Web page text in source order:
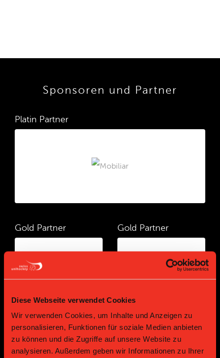
Diese Webseite verwendet Cookies
Wir verwenden Cookies, um Inhalte und Anzeigen zu
personalisieren, Funktionen für soziale Medien anbieten
zu können und die Zugriffe auf unsere Website zu
analysieren. Außerdem geben wir Informationen zu Ihrer
Sponsoren und Partner
Platin Partner
Gold Partner Gold Partner
Gold Partner Gold Partner